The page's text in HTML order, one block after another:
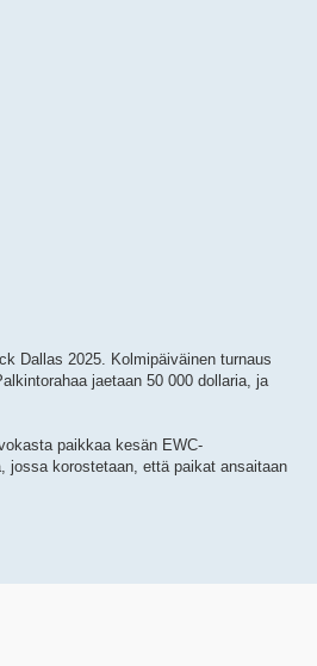
Dallas 2025. Kolmipäiväinen turnaus
jaetaan 50 000 dollaria, ja
paikkaa kesän EWC-
jossa korostetaan, että paikat ansaitaan